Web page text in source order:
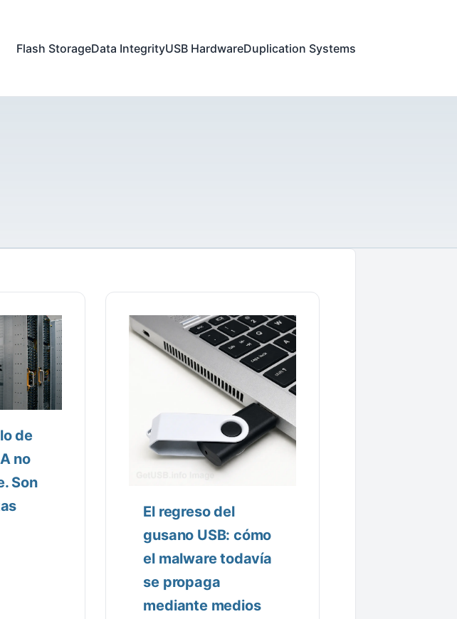
Flash StorageData IntegrityUSB HardwareDuplication Systems
de
no
Son
El regreso del
gusano USB: cómo
el malware todavía
se propaga
mediante medios